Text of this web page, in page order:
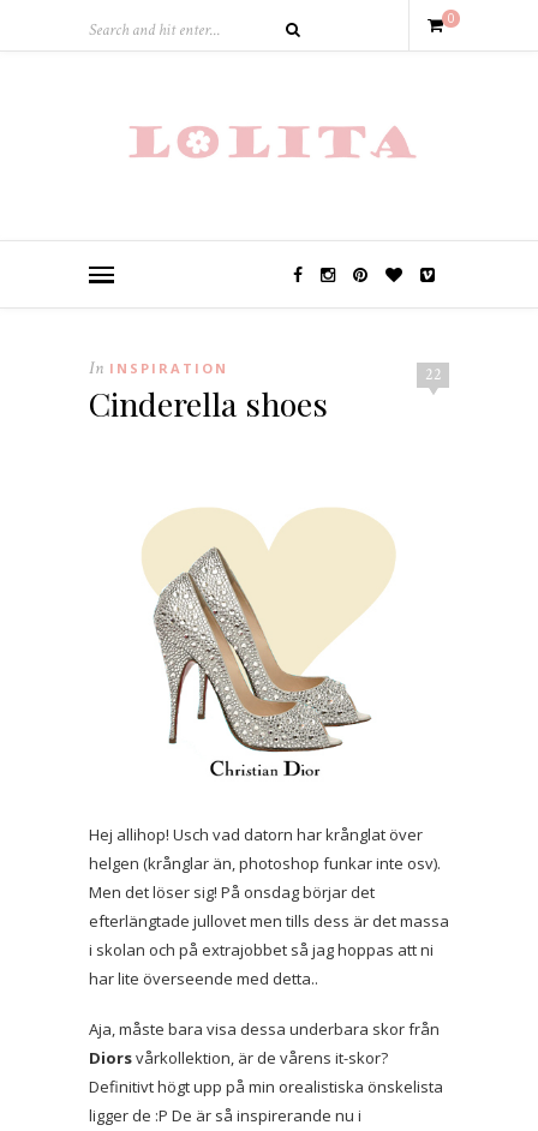
0
22
In INSPIRATION
Cinderella shoes
Hej allihop! Usch vad datorn har krånglat över
helgen (krånglar än, photoshop funkar inte osv).
Men det löser sig! På onsdag börjar det
efterlängtade jullovet men tills dess är det massa
i skolan och på extrajobbet så jag hoppas att ni
har lite överseende med detta..
Aja, måste bara visa dessa underbara skor från
Diorsvårkollektion, är de vårens it-skor?
Definitivt högt upp på min orealistiska önskelista
ligger de :P De är så inspirerande nu i